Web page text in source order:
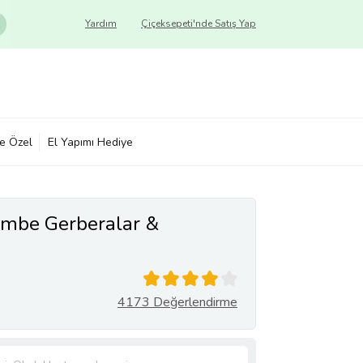
Çiçeksepeti'nde Satış Yap
Yardım
Özel El Yapımı Hediye
Gerberalar &
4173 Değerlendirme